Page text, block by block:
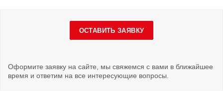
ОСТАВИТЬ ЗАЯВКУ
Оформите заявку на сайте, мы свяжемся с вами в ближайшее
время и ответим на все интересующие вопросы.